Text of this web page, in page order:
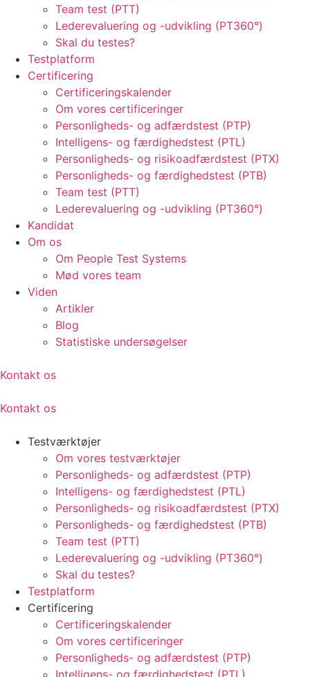
Team test (PTT)
Lederevaluering og -udvikling (PT360°)
Skal du testes?
Testplatform
Certificering
Certificeringskalender
Om vores certificeringer
Personligheds- og adfærdstest (PTP)
Intelligens- og færdighedstest (PTL)
Personligheds- og risikoadfærdstest (PTX)
Personligheds- og færdighedstest (PTB)
Team test (PTT)
Lederevaluering og -udvikling (PT360°)
Kandidat
Om os
Om People Test Systems
Mød vores team
Viden
Artikler
Blog
Statistiske undersøgelser
Kontakt os
Kontakt os
Testværktøjer
Om vores testværktøjer
Personligheds- og adfærdstest (PTP)
Intelligens- og færdighedstest (PTL)
Personligheds- og risikoadfærdstest (PTX)
Personligheds- og færdighedstest (PTB)
Team test (PTT)
Lederevaluering og -udvikling (PT360°)
Skal du testes?
Testplatform
Certificering
Certificeringskalender
Om vores certificeringer
Personligheds- og adfærdstest (PTP)
Intelligens- og færdighedstest (PTL)